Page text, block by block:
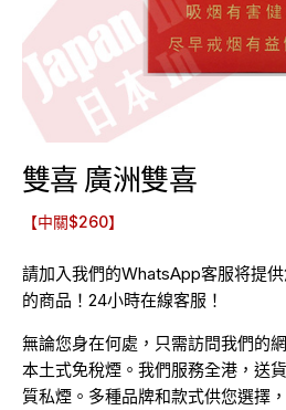
雙喜 廣洲雙喜
【中關$260】
請加入我們的WhatsApp客服将提
的商品！24小時在線客服！
無論您身在何處，只需訪問我們的
本土式免稅煙。我們服務全港，送
質私煙。多種品牌和款式供您選擇